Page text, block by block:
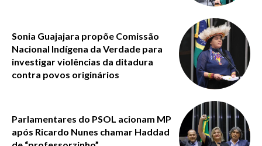
Sonia Guajajara propõe Comissão
Nacional Indígena da Verdade para
investigar violências da ditadura
contra povos originários
Parlamentares do PSOL acionam MP
após Ricardo Nunes chamar Haddad